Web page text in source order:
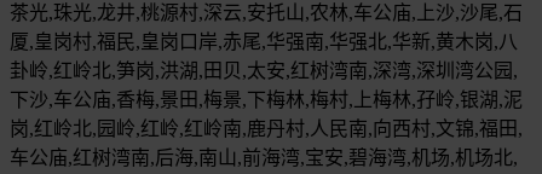
茶光,珠光,龙井,桃源村,深云,安托山,农林,车公庙,上沙,沙尾,石
厦,皇岗村,福民,皇岗口岸,赤尾,华强南,华强北,华新,黄木岗,八
卦岭,红岭北,笋岗,洪湖,田贝,太安,红树湾南,深湾,深圳湾公园,
下沙,车公庙,香梅,景田,梅景,下梅林,梅村,上梅林,孖岭,银湖,泥
岗,红岭北,园岭,红岭,红岭南,鹿丹村,人民南,向西村,文锦,福田,
车公庙,红树湾南,后海,南山,前海湾,宝安,碧海湾,机场,机场北,